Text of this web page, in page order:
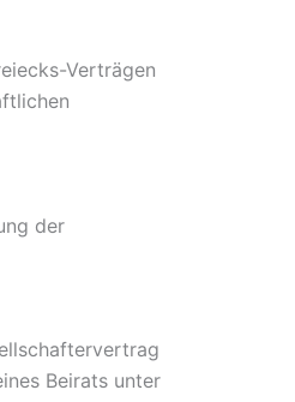
Verträgen
der
Beirats unter